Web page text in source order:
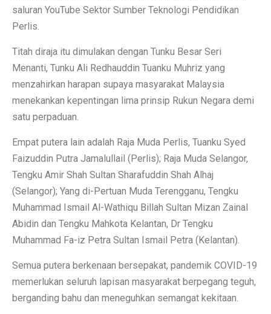
saluran YouTube Sektor Sumber Teknologi Pendidikan
Perlis.
Titah diraja itu dimulakan dengan Tunku Besar Seri
Menanti, Tunku Ali Redhauddin Tuanku Muhriz yang
menzahirkan harapan supaya masyarakat Malaysia
menekankan kepentingan lima prinsip Rukun Negara demi
satu perpaduan.
Empat putera lain adalah Raja Muda Perlis, Tuanku Syed
Faizuddin Putra Jamalullail (Perlis); Raja Muda Selangor,
Tengku Amir Shah Sultan Sharafuddin Shah Alhaj
(Selangor); Yang di-Pertuan Muda Terengganu, Tengku
Muhammad Ismail Al-Wathiqu Billah Sultan Mizan Zainal
Abidin dan Tengku Mahkota Kelantan, Dr Tengku
Muhammad Fa-iz Petra Sultan Ismail Petra (Kelantan).
Semua putera berkenaan bersepakat, pandemik COVID-19
memerlukan seluruh lapisan masyarakat berpegang teguh,
berganding bahu dan meneguhkan semangat kekitaan.